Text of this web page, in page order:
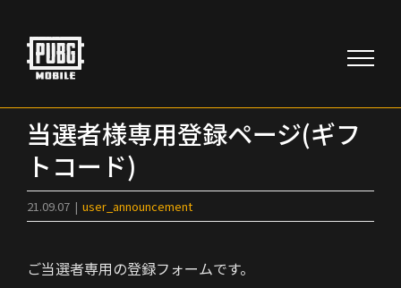
content
当選者様専用登録ページ(ギフ
トコード)
21.09.07 | user_announcement
ご当選者専用の登録フォームです。